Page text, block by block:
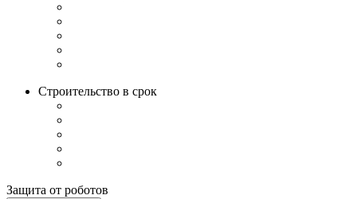
Строительство в срок
Защита от роботов